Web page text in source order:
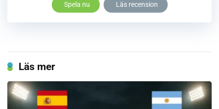
Spela nu Läs recension
Läs mer